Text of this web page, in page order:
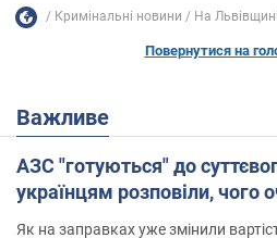
Кримінальні новини На
Повернутися на
Важливе
АЗС "готуються" до
українцям розповіли, чого
Як на заправках уже змінили